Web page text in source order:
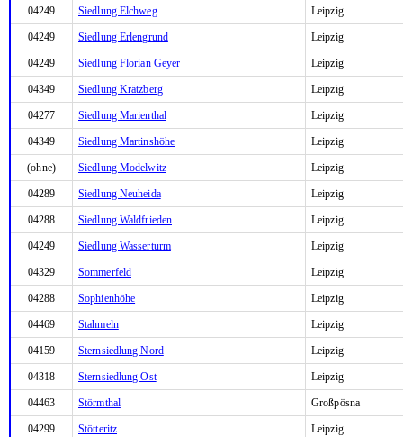
04249 Siedlung Elchweg Leipzig
04249 Siedlung Erlengrund Leipzig
04249 Siedlung Florian Geyer Leipzig
04349 Siedlung Krätzberg Leipzig
04277 Siedlung Marienthal Leipzig
04349 Siedlung Martinshöhe Leipzig
(ohne) Siedlung Modelwitz Leipzig
04289 Siedlung Neuheida Leipzig
04288 Siedlung Waldfrieden Leipzig
04249 Siedlung Wasserturm Leipzig
04329 Sommerfeld Leipzig
04288 Sophienhöhe Leipzig
04469 Stahmeln Leipzig
04159 Sternsiedlung Nord Leipzig
04318 Sternsiedlung Ost Leipzig
04463 Störmthal Großpösna
04299 Stötteritz Leipzig